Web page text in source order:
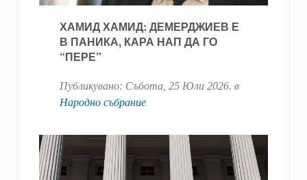
ХАМИД ХАМИД: ДЕМЕРДЖИЕВ Е
В ПАНИКА, КАРА НАП ДА ГО
“ПЕРЕ”
Публикувано: Събота, 25 Юли 2026. в
Народно събрание